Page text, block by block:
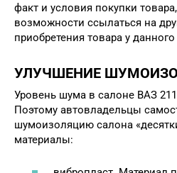
факт и условия покупки
возможности ссылаться на
приобретения товара у
УЛУЧШЕНИЕ
Уровень шума в салоне ВАЗ
Поэтому автовладельцы
шумоизоляцию салона
материалы: